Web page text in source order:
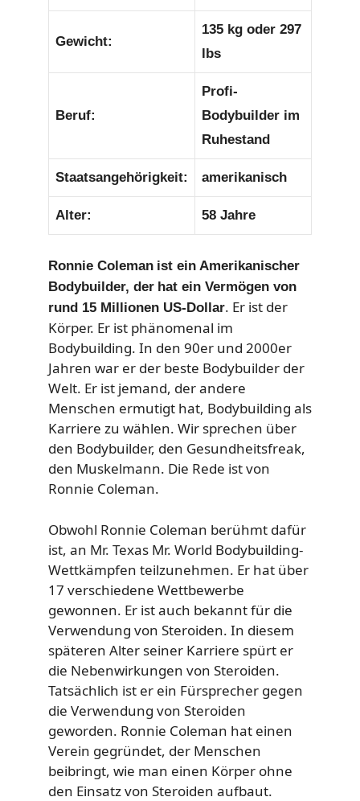
Gewicht:
135 kg oder 297
lbs
Beruf:
Profi-
Bodybuilder im
Ruhestand
Staatsangehörigkeit: amerikanisch
Alter: 58 Jahre
Ronnie Coleman ist ein Amerikanischer
Bodybuilder, der hat ein Vermögen von
rund 15 Millionen US-Dollar. Er ist der
Körper. Er ist phänomenal im
Bodybuilding. In den 90er und 2000er
Jahren war er der beste Bodybuilder der
Welt. Er ist jemand, der andere
Menschen ermutigt hat, Bodybuilding als
Karriere zu wählen. Wir sprechen über
den Bodybuilder, den Gesundheitsfreak,
den Muskelmann. Die Rede ist von
Ronnie Coleman.
Obwohl Ronnie Coleman berühmt dafür
ist, an Mr. Texas Mr. World Bodybuilding-
Wettkämpfen teilzunehmen. Er hat über
17 verschiedene Wettbewerbe
gewonnen. Er ist auch bekannt für die
Verwendung von Steroiden. In diesem
späteren Alter seiner Karriere spürt er
die Nebenwirkungen von Steroiden.
Tatsächlich ist er ein Fürsprecher gegen
die Verwendung von Steroiden
geworden. Ronnie Coleman hat einen
Verein gegründet, der Menschen
beibringt, wie man einen Körper ohne
den Einsatz von Steroiden aufbaut.